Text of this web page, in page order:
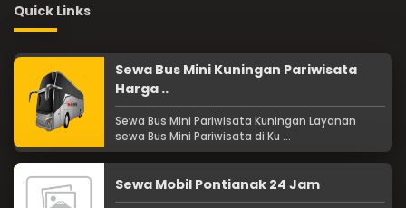
Quick Links
Sewa Bus Mini Kuningan Pariwisata
Harga ..
Sewa Bus Mini Pariwisata Kuningan Layanan
sewa Bus Mini Pariwisata di Ku ...
Sewa Mobil Pontianak 24 Jam